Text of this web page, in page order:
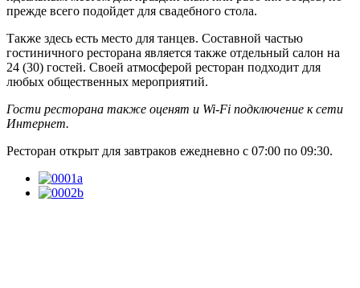
прежде всего подойдет для свадебного стола.
Также здесь есть место для танцев. Составной частью
гостиничного ресторана является также отдельный салон на
24 (30) гостей. Своей атмосферой ресторан подходит для
любых общественных мероприятий.
Гости ресторана также оценят и Wi-Fi подключение к сети
Интернет.
Ресторан открыт для завтраков ежедневно с 07:00 по 09:30.